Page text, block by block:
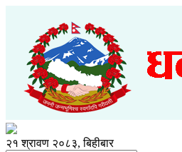
२१ श्रावण २०८३, बिहीबार